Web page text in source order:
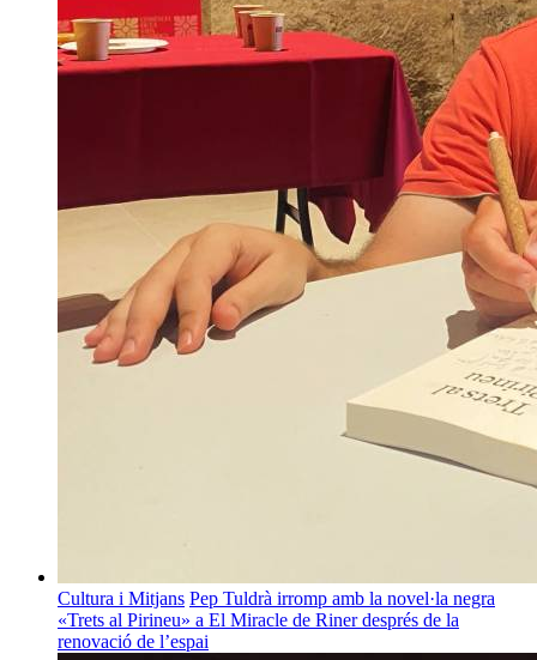
Cultura i Mitjans Pep Tuldrà irromp amb la novel·la negra
«Trets al Pirineu» a El Miracle de Riner després de la
renovació de l’espai